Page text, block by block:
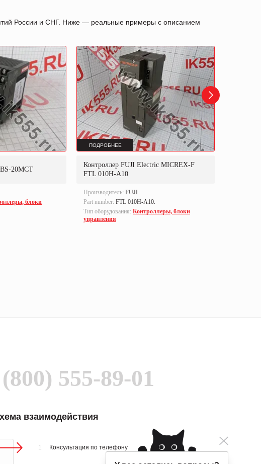
России и СНГ. Ниже — реальные примеры с описанием
20MCT
блоки
ПОДРОБНЕЕ
Контроллер FUJI Electric MICREX-F
FTL 010H-A10
Производитель: FUJI
Part number: FTL 010H-A10.
Тип оборудования: Контроллеры, блоки
управления
555-89-01
взаимодействия
1 Консультация по телефону